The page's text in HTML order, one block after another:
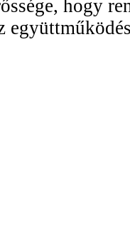
hogy